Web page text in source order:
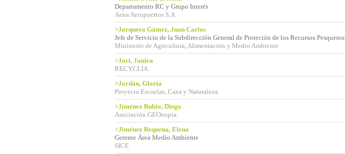
Departamento RC y Grupo Interés
Aena Aeropuertos S.A.
>Jorquera Gámez, Juan Carlos
Jefe de Servicio de la Subdirección General de Proteción de los Recursos Pesqueros
Ministerio de Agricultura, Alimentación y Medio Ambiente
>Jori, Janira
RECYCLIA
>Jordán, Gloria
Proyecto Escuelas, Caza y Naturaleza
>Jiménez Rubio, Diego
Asociación GEOnopia
>Jiménez Requena, Elena
Gerente Área Medio Ambiente
SICE